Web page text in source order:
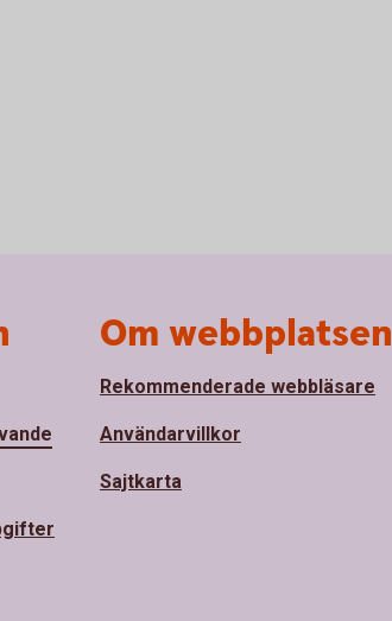
Om webbplatsen
Rekommenderade webbläsare
Användarvillkor
Sajtkarta